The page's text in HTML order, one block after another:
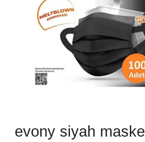
evony siyah maske